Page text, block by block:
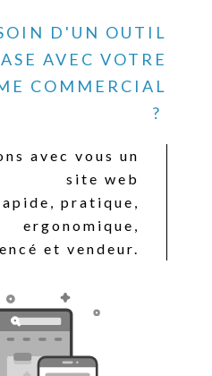
D'UN OUTIL
AVEC VOTRE
COMMERCIAL
?
avec vous un
site web
pratique,
ergonomique,
et vendeur.